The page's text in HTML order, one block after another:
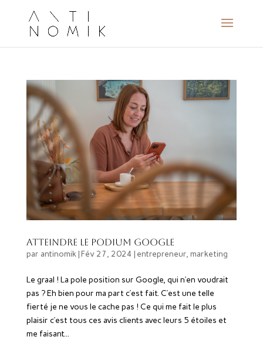
Atteindre le podium Google
par antinomik|Fév 27, 2024 | entrepreneur, marketing
Le graal ! La pole position sur Google, qui n’en voudrait
pas ? Eh bien pour ma part c’est fait. C’est une telle
fierté je ne vous le cache pas ! Ce qui me fait le plus
plaisir c’est tous ces avis clients avec leurs 5 étoiles et
me faisant...